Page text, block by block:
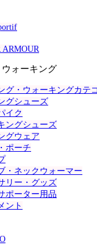
ARMOUR
ォーキング
グ・ウォーキングカテ
グシューズ
イク
ングシューズ
グウェア
ポーチ
・ネックウォーマー
リー・グッズ
ポーター用品
ント